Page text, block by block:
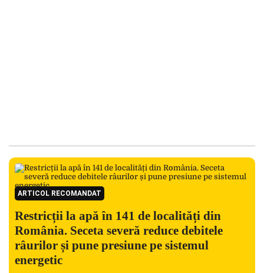
ARTICOL RECOMANDAT
Restricții la apă în 141 de localități din
România. Seceta severă reduce debitele
râurilor și pune presiune pe sistemul
energetic